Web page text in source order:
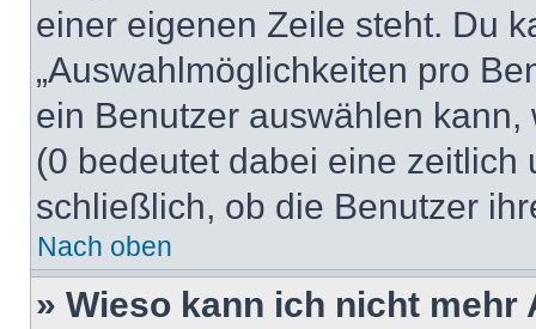
einer eigenen Zeile steht. Du
„Auswahlmöglichkeiten pro
ein Benutzer auswählen
(0 bedeutet dabei eine
schließlich, ob die Benutzer
Nach oben
» Wieso kann ich nicht